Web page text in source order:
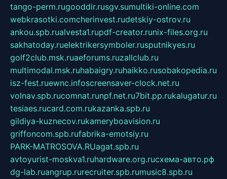
tango-perm.rugooddir.rusgv.sumultiki-online.com
webkrasotki.comcherinvest.rudetskiy-ostrov.ru
ankou.spb.rualvesta1.rupdf-creator.runix-files.org.ru
sakhatoday.ruelektrikersymboler.rusputnikyes.ru
golf2club.msk.ruaeforums.ruzallclub.ru
multimodal.msk.ruhabaigry.ruhaikko.rusobakopedia.ru
isz-fest.ruewnc.infoscreensaver-clock.net.ru
volnav.spb.rucomnat.runpf.net.ru7bit.pp.rukalugatur.ru
tesiaes.rucard.com.rukazanka.spb.ru
gildiya-kuznecov.rukameryboavision.ru
griffoncom.spb.rufabrika-emotsiy.ru
PARK-MATROSOVA.RUagat.spb.ru
avtoyurist-moskva1.ruhardware.org.ruсхема-авто.рф
dg-lab.ruangrup.rurecruiter.spb.rumusic8.spb.ru